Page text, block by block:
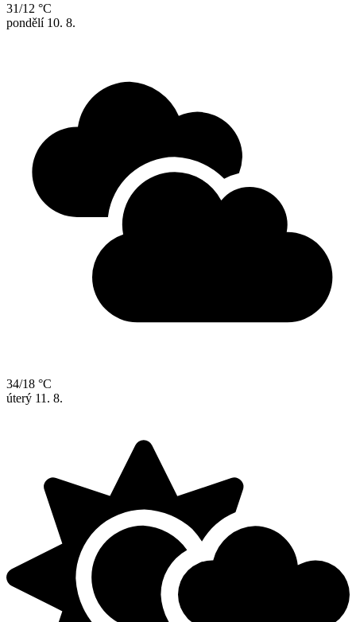
31/12 °C
pondělí 10. 8.
34/18 °C
úterý 11. 8.